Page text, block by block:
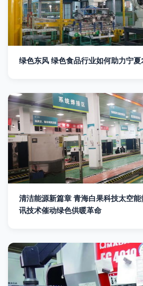
绿色东风 绿色食品行业如何助力宁
清洁能源新篇章 青海白果科技太空
讯技术催动绿色供暖革命